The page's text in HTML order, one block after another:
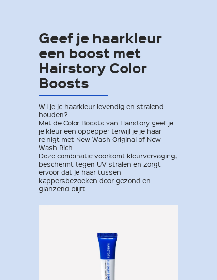
Geef je haarkleur
een boost met
Hairstory Color
Boosts
Wil je je haarkleur levendig en stralend
houden?
Met de Color Boosts van Hairstory geef je
je kleur een oppepper terwijl je je haar
reinigt met New Wash Original of New
Wash Rich.
Deze combinatie voorkomt kleurvervaging,
beschermt tegen UV-stralen en zorgt
ervoor dat je haar tussen
kappersbezoeken door gezond en
glanzend blijft.